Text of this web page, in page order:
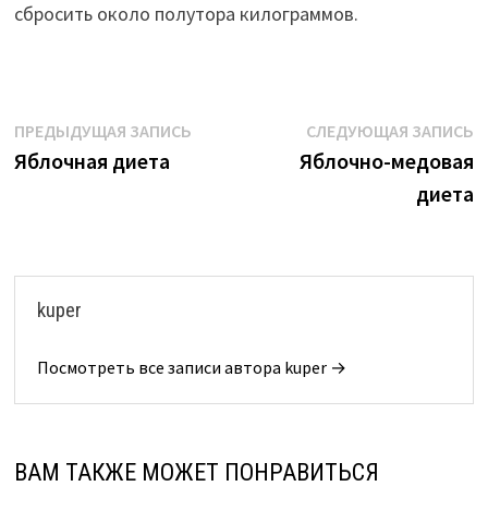
сбросить около полутора килограммов.
Навигация
по
ПРЕДЫДУЩАЯ ЗАПИСЬПредыдущая
Яблочная диета
СЛЕДУЮЩАЯ ЗАПИСЬ
Яблочно-медовая
диета
kuper
Посмотреть все записи автора kuper →
ВАМ ТАКЖЕ МОЖЕТ ПОНРАВИТЬСЯ